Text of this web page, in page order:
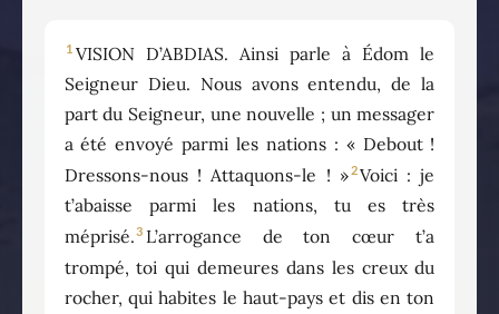
1 VISION D’ABDIAS. Ainsi parle à Édom le
Seigneur Dieu. Nous avons entendu, de la
part du Seigneur, une nouvelle ; un messager
a été envoyé parmi les nations : « Debout !
Dressons-nous ! Attaquons-le ! »2Voici : je
t’abaisse parmi les nations, tu es très
méprisé.3 L’arrogance de ton cœur t’a
trompé, toi qui demeures dans les creux du
rocher, qui habites le haut-pays et dis en ton